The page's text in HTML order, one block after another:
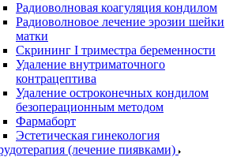
Радиоволновая коагуляция кондилом
Радиоволновое лечение эрозии шейки
матки
Скрининг I триместра беременности
Удаление внутриматочного
контрацептива
Удаление остроконечных кондилом
безоперационным методом
Фармаборт
Эстетическая гинекология
(лечение пиявками)